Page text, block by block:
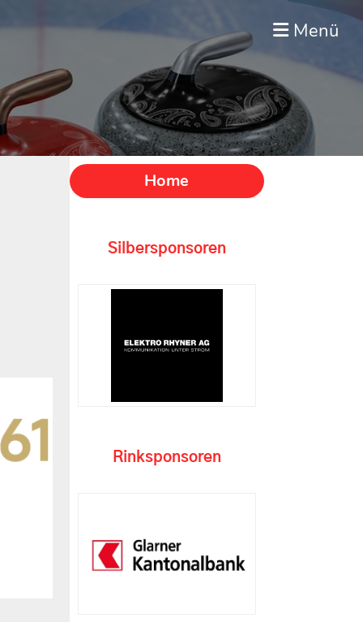
Menü
Home
Silbersponsoren
Rinksponsoren